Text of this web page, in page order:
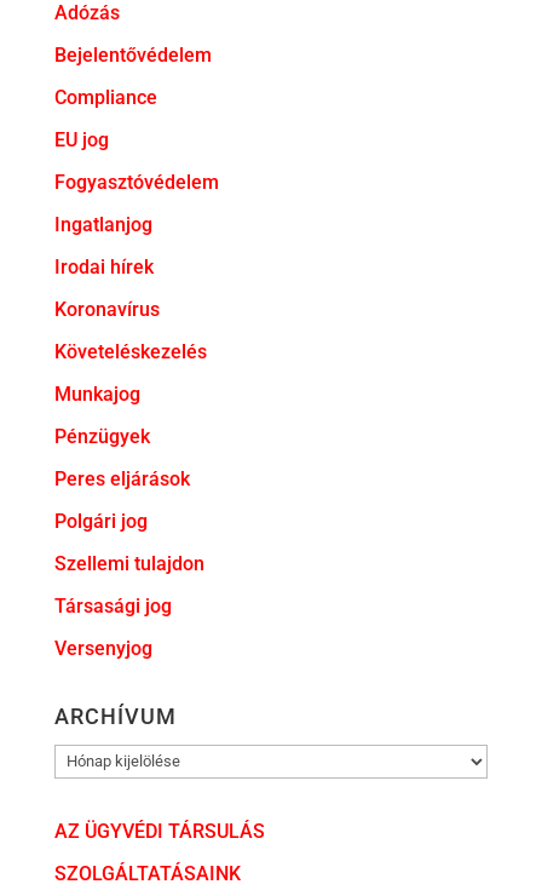
Adózás
Bejelentővédelem
Compliance
EU jog
Fogyasztóvédelem
Ingatlanjog
Irodai hírek
Koronavírus
Követeléskezelés
Munkajog
Pénzügyek
Peres eljárások
Polgári jog
Szellemi tulajdon
Társasági jog
Versenyjog
ARCHÍVUM
ARCHÍVUM
AZ ÜGYVÉDI TÁRSULÁS
SZOLGÁLTATÁSAINK